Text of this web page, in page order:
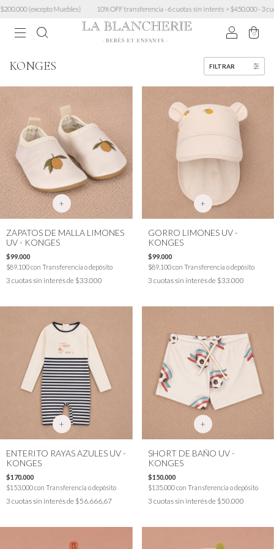
10% OFF transferencia · 6 cuotas sin interés > $450.000 · 3 cuotas sin mínimo · Envío
0
KONGES FILTRAR
+
ZAPATOS DE MALLA LIMONES
UV - KONGES
$99.000
$89.100con Transferencia o depósito
3 cuotas sin interés de $33.000
+
GORRO LIMONES UV -
KONGES
$99.000
$89.100con Transferencia o depósito
3 cuotas sin interés de $33.000
+
ENTERITO RAYAS AZULES UV -
KONGES
$170.000
$153.000con Transferencia o depósito
3 cuotas sin interés de $56.666,67
+
SHORT DE BAÑO UV -
KONGES
$150.000
$135.000con Transferencia o depósito
3 cuotas sin interés de $50.000